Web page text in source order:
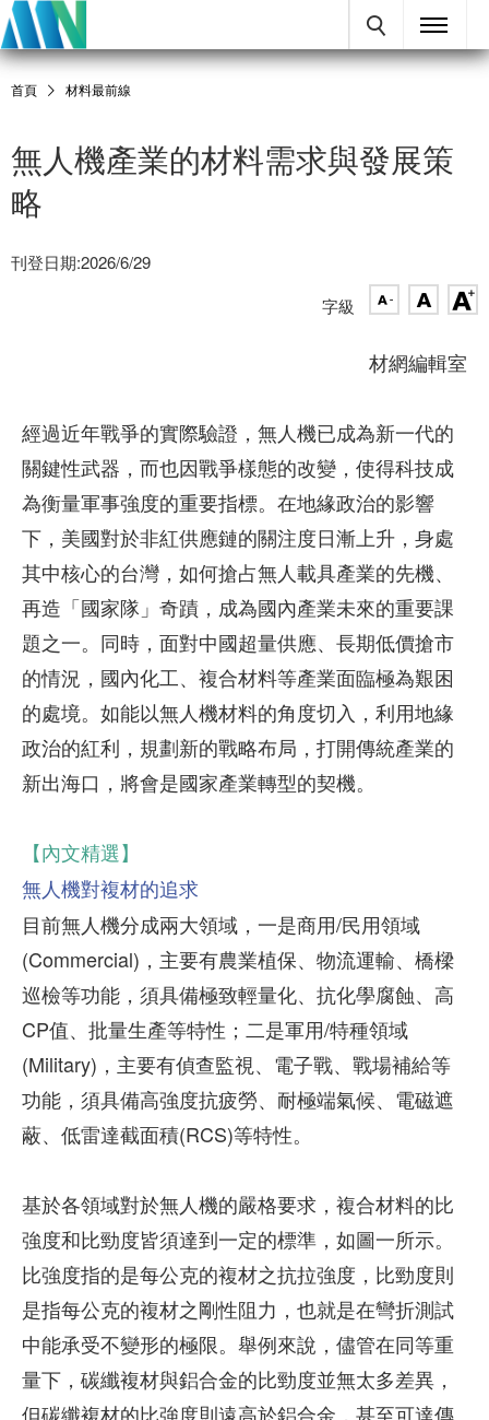
首頁 材料最前線
無人機產業的材料需求與發展策
略
刊登日期:2026/6/29
字級
材網編輯室
經過近年戰爭的實際驗證，無人機已成為新一代的
關鍵性武器，而也因戰爭樣態的改變，使得科技成
為衡量軍事強度的重要指標。在地緣政治的影響
下，美國對於非紅供應鏈的關注度日漸上升，身處
其中核心的台灣，如何搶占無人載具產業的先機、
再造「國家隊」奇蹟，成為國內產業未來的重要課
題之一。同時，面對中國超量供應、長期低價搶市
的情況，國內化工、複合材料等產業面臨極為艱困
的處境。如能以無人機材料的角度切入，利用地緣
政治的紅利，規劃新的戰略布局，打開傳統產業的
新出海口，將會是國家產業轉型的契機。
【內文精選】
無人機對複材的追求
目前無人機分成兩大領域，一是商用/民用領域
(Commercial)，主要有農業植保、物流運輸、橋樑
巡檢等功能，須具備極致輕量化、抗化學腐蝕、高
CP值、批量生產等特性；二是軍用/特種領域
(Military)，主要有偵查監視、電子戰、戰場補給等
功能，須具備高強度抗疲勞、耐極端氣候、電磁遮
蔽、低雷達截面積(RCS)等特性。
基於各領域對於無人機的嚴格要求，複合材料的比
強度和比勁度皆須達到一定的標準，如圖一所示。
比強度指的是每公克的複材之抗拉強度，比勁度則
是指每公克的複材之剛性阻力，也就是在彎折測試
中能承受不變形的極限。舉例來說，儘管在同等重
量下，碳纖複材與鋁合金的比勁度並無太多差異，
但碳纖複材的比強度則遠高於鋁合金，甚至可達傳